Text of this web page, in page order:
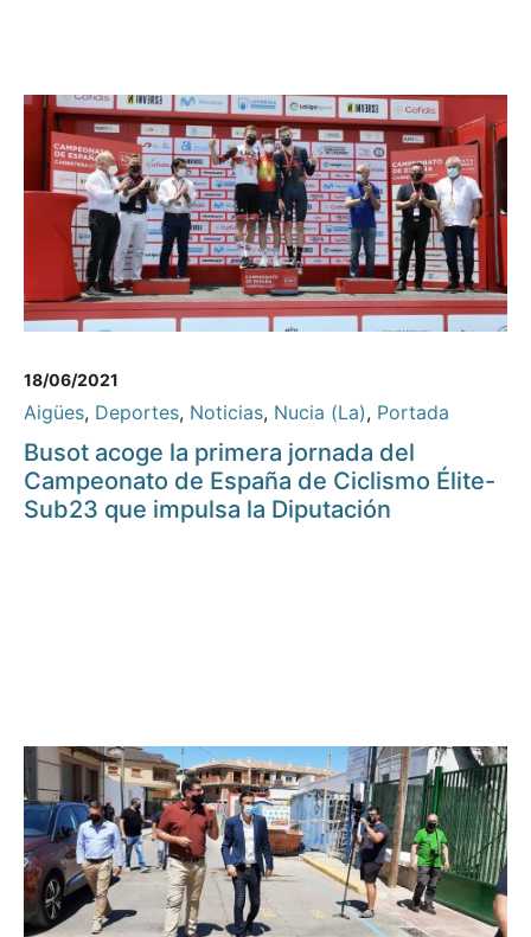
18/06/2021
Aigües, Deportes, Noticias, Nucia (La), Portada
Busot acoge la primera jornada del
Campeonato de España de Ciclismo Élite-
Sub23 que impulsa la Diputación